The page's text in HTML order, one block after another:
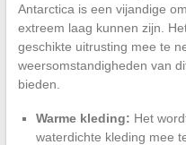
Antarctica is een vijandige
extreem laag kunnen zijn.
geschikte uitrusting mee te
weersomstandigheden van
bieden.
Warme kleding: Het
waterdichte kleding mee